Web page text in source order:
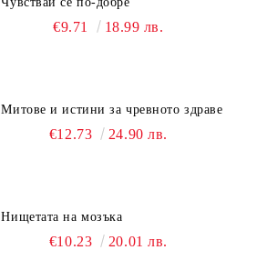
€9.71 18.99 лв.
Митове и истини за чревното здраве
€12.73 24.90 лв.
Нищетата на мозъка
€10.23 20.01 лв.